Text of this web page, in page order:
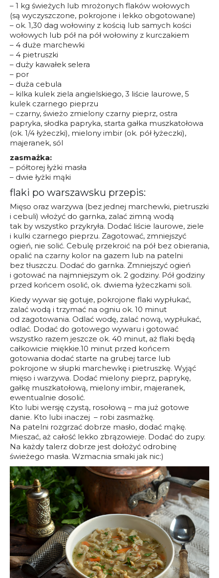
– 1 kg świeżych lub mrożonych flaków wołowych
(są wyczyszczone, pokrojone i lekko obgotowane)
– ok. 1,30 dag wołowiny z kością lub samych kości
wołowych lub pół na pół wołowiny z kurczakiem
– 4 duże marchewki
– 4 pietruszki
– duży kawałek selera
– por
– duża cebula
– kilka kulek ziela angielskiego, 3 liście laurowe, 5
kulek czarnego pieprzu
– czarny, świeżo zmielony czarny pieprz, ostra
papryka, słodka papryka, starta gałka muszkatołowa
(ok. 1/4 łyżeczki), mielony imbir (ok. pół łyżeczki),
majeranek, sól
zasmażka:
– półtorej łyżki masła
– dwie łyżki mąki
flaki po warszawsku przepis:
Mięso oraz warzywa (bez jednej marchewki, pietruszki
i cebuli) włożyć do garnka, zalać zimną wodą
tak by wszystko przykryła. Dodać liście laurowe, ziele
i kulki czarnego pieprzu. Zagotować, zmniejszyć
ogień, nie solić. Cebulę przekroić na pół bez obierania,
opalić na czarny kolor na gazem lub na patelni
bez tłuszczu. Dodać do garnka. Zmniejszyć ogień
i gotować na najmniejszym ok. 2 godziny. Pół godziny
przed końcem osolić, ok. dwiema łyżeczkami soli.
Kiedy wywar się gotuje, pokrojone flaki wypłukać,
zalać wodą i trzymać na ogniu ok. 10 minut
od zagotowania. Odlać wodę, zalać nową, wypłukać,
odlać. Dodać do gotowego wywaru i gotować
wszystko razem jeszcze ok. 40 minut, aż flaki będą
całkowicie miękkie.10 minut przed końcem
gotowania dodać starte na grubej tarce lub
pokrojone w słupki marchewkę i pietruszkę. Wyjąć
mięso i warzywa. Dodać mielony pieprz, paprykę,
gałkę muszkatołową, mielony imbir, majeranek,
ewentualnie dosolić.
Kto lubi wersję czystą, rosołową – ma już gotowe
danie. Kto lubi inaczej – robi zasmażkę.
Na patelni rozgrzać dobrze masło, dodać mąkę.
Mieszać, aż całość lekko zbrązowieje. Dodać do zupy.
Na każdy talerz dobrze jest dołożyć odrobinę
świeżego masła. Wzmacnia smaki jak nic:)